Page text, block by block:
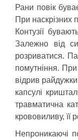
Рани повік
При наскрізних
Контузії
Залежно від
розриватися.
помутніння.
відрив
капсулі
травматична
крововиливу, її
Непроникаючі